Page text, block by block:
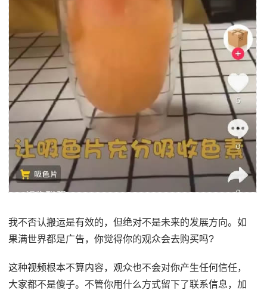
我不否认搬运是有效的，但绝对不是未来的发展方向。如
果满世界都是广告，你觉得你的观众会去购买吗?
这种视频根本不算内容，观众也不会对你产生任何信任，
大家都不是傻子。不管你用什么方式留下了联系信息，加